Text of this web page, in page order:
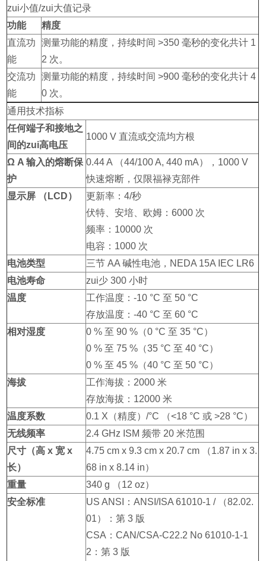
zui小值/zui大值记录
功能
精度
直流功
能
测量功能的精度，持续时间 >350 毫秒的变化共计 1
2 次。
交流功
能
测量功能的精度，持续时间 >900 毫秒的变化共计 4
0 次。
通用技术指标
任何端子和接地之
间的zui高电压
1000 V 直流或交流均方根
Ω A 输入的熔断保
护
0.44 A （44/100 A, 440 mA），1000 V
快速熔断，仅限福禄克部件
显示屏 （LCD）
更新率：4/秒
伏特、安培、欧姆：6000 次
频率：10000 次
电容：1000 次
电池类型
三节 AA 碱性电池，NEDA 15A IEC LR6
电池寿命
zui少 300 小时
温度
工作温度：-10 °C 至 50 °C
存放温度：-40 °C 至 60 °C
相对湿度
0 % 至 90 %（0 °C 至 35 °C）
0 % 至 75 %（35 °C 至 40 °C）
0 % 至 45 %（40 °C 至 50 °C）
海拔
工作海拔：2000 米
存放海拔：12000 米
温度系数
0.1 X（精度）/°C （<18 °C 或 >28 °C）
无线频率
2.4 GHz ISM 频带 20 米范围
尺寸（高 x 宽 x
长）
4.75 cm x 9.3 cm x 20.7 cm （1.87 in x 3.
68 in x 8.14 in）
重量
340 g （12 oz）
安全标准
US ANSI：ANSI/ISA 61010-1 / （82.02.
01）：第 3 版
CSA：CAN/CSA-C22.2 No 61010-1-1
2：第 3 版